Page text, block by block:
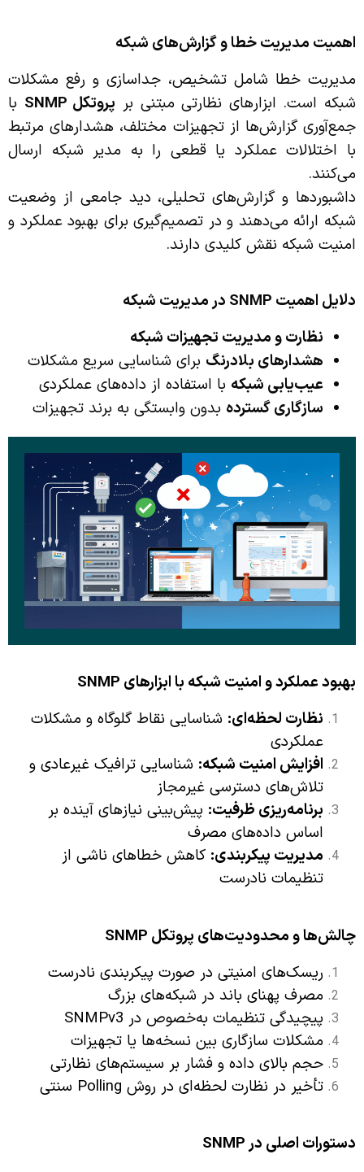
اهمیت مدیریت خطا و گزارش‌های شبکه
مدیریت خطا شامل تشخیص، جداسازی و رفع مشکلات
شبکه است. ابزارهای نظارتی مبتنی بر پروتکل
با
جمع‌آوری گزارش‌ها از تجهیزات مختلف، هشدارهای مرتبط
با اختلالات عملکرد یا قطعی را به مدیر شبکه ارسال
می‌کنند.
داشبوردها و گزارش‌های تحلیلی، دید جامعی از وضعیت
شبکه ارائه می‌دهند و در تصمیم‌گیری برای بهبود عملکرد و
امنیت شبکه نقش کلیدی دارند.
دلایل اهمیت
در مدیریت شبکه
نظارت و مدیریت تجهیزات شبکه
هشدارهای بلادرنگ برای شناسایی سریع مشکلات
عیب‌یابی شبکه با استفاده از داده‌های عملکردی
سازگاری گسترده بدون وابستگی به برند تجهیزات
بهبود عملکرد و امنیت شبکه با ابزارهای
نظارت لحظه‌ای: شناسایی نقاط گلوگاه و مشکلات
عملکردی
افزایش امنیت شبکه: شناسایی ترافیک غیرعادی و
تلاش‌های دسترسی غیرمجاز
برنامه‌ریزی ظرفیت: پیش‌بینی نیازهای آینده بر
اساس داده‌های مصرف
مدیریت پیکربندی: کاهش خطاهای ناشی از
تنظیمات نادرست
چالش‌ها و محدودیت‌های پروتکل
ریسک‌های امنیتی در صورت پیکربندی نادرست
مصرف پهنای باند در شبکه‌های بزرگ
پیچیدگی تنظیمات به‌خصوص در SNMPv3
مشکلات سازگاری بین نسخه‌ها یا تجهیزات
حجم بالای داده و فشار بر سیستم‌های نظارتی
تأخیر در نظارت لحظه‌ای در روش Polling سنتی
دستورات اصلی در